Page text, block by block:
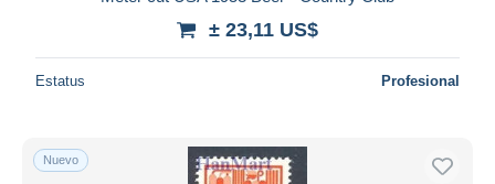
± 23,11 US$
Estatus Profesional
Nuevo